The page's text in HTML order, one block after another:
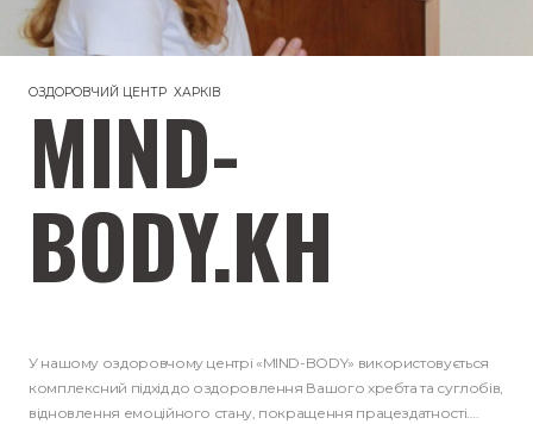
ОЗДОРОВЧИЙ ЦЕНТР ХАРКІВ
MIND-
BODY.KH
У нашому оздоровчому центрі «MIND-BODY» використовується
комплексний підхід до оздоровлення Вашого хребта та суглобів,
відновлення емоційного стану, покращення працездатності….